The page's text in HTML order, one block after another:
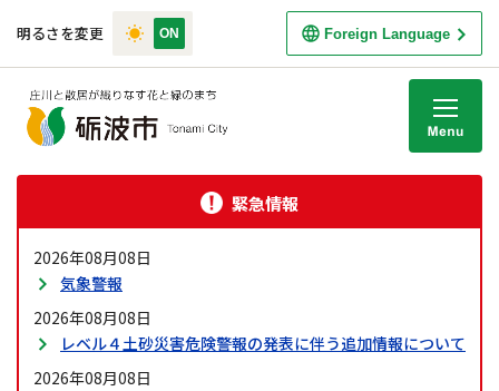
明るさを変更 Foreign Language
緊急情報
2026年08月08日
気象警報
2026年08月08日
レベル４土砂災害危険警報の発表に伴う追加情報について
2026年08月08日